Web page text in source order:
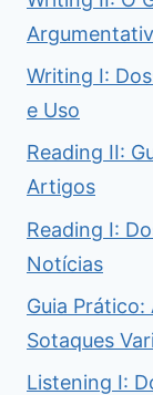
Writing I:
e Uso
Reading II:
Artigos
Reading I:
Notícias
Guia
Sotaques
Listening I: